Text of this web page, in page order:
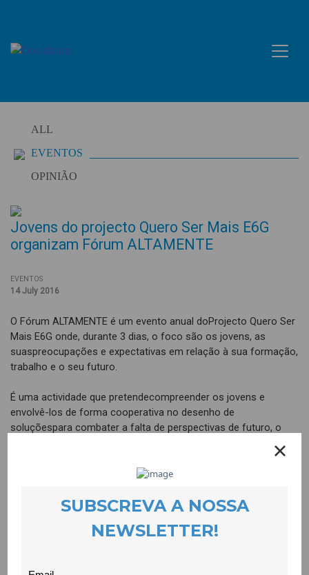
content
ALL
EVENTOS
OPINIÃO
Jovens do projecto Quero Ser Mais E6G
organizam Fórum ALTAMENTE
EVENTOS
14 July 2016
O Fórum ALTAMENTE é um evento anual doProjecto Quero Ser
Mais E6G onde, durante 3 dias, o foco são os jovens, as
suaspreocupações e expectativas em relação à sua formação,
trabalho e o seu futuro.
É uma actividade que pretendecompreender os jovens e
envolvê-los de forma cooperativa no desenho de
soluçõespara combater a falta de perspectivas de futuro, o
abandono escolar, a falta deemprego e consequentemente,
metodologias criativas e participativas com jovens